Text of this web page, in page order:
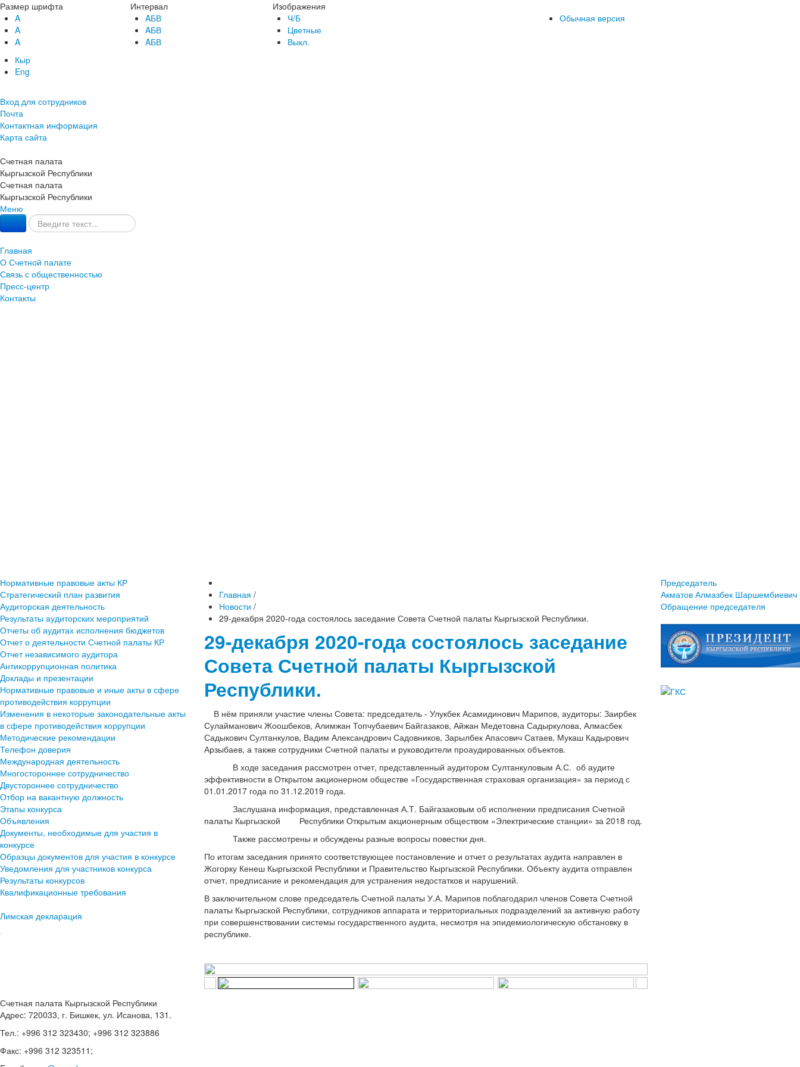
Размер шрифта
A
A
A
Интервал
AБВ
AБВ
AБВ
Изображения
Ч/Б
Цветные
Выкл.
Обычная версия
Кыр
Eng
Вход для сотрудников
Почта
Контактная информация
Карта сайта
Счетная палата
Кыргызской Республики
Счетная палата
Кыргызской Республики
Меню
Главная
О Счетной палате
Связь с общественностью
Пресс-центр
Контакты
Нормативные правовые акты КР
Стратегический план развития
Аудиторская деятельность
Результаты аудиторских мероприятий
Отчеты об аудитах исполнения бюджетов
Отчет о деятельности Счетной палаты КР
Отчет независимого аудитора
Антикоррупционная политика
Доклады и презентации
Нормативные правовые и иные акты в сфере
противодействия коррупции
Изменения в некоторые законодательные акты
в сфере противодействия коррупции
Методические рекомендации
Телефон доверия
Международная деятельность
Многостороннее сотрудничество
Двустороннее сотрудничество
Отбор на вакантную должность
Этапы конкурса
Объявления
Документы, необходимые для участия в
конкурсе
Образцы документов для участия в конкурсе
Уведомления для участников конкурса
Результаты конкурсов
Квалификационные требования
Лимская декларация
Главная /
Новости /
29-декабря 2020-года состоялось заседание Совета Счетной палаты Кыргызской Республики.
29-декабря 2020-года состоялось заседание
Совета Счетной палаты Кыргызской
Республики.
В нём приняли участие члены Совета: председатель - Улукбек Асамидинович Марипов, аудиторы: Заирбек
Сулайманович Жоошбеков, Алимжан Топчубаевич Байгазаков, Айжан Медетовна Садыркулова, Алмасбек
Садыкович Султанкулов, Вадим Александрович Садовников, Зарылбек Апасович Сатаев, Мукаш Кадырович
Арзыбаев, а также сотрудники Счетной палаты и руководители проаудированных объектов.
В ходе заседания рассмотрен отчет, представленный аудитором Султанкуловым А.С. об аудите
эффективности в Открытом акционерном обществе «Государственная страховая организация» за период с
01.01.2017 года по 31.12.2019 года.
Заслушана информация, представленная А.Т. Байгазаковым об исполнении предписания Счетной
палаты Кыргызской Республики Открытым акционерным обществом «Электрические станции» за 2018 год.
Также рассмотрены и обсуждены разные вопросы повестки дня.
По итогам заседания принято соответствующее постановление и отчет о результатах аудита направлен в
Жогорку Кенеш Кыргызской Республики и Правительство Кыргызской Республики. Объекту аудита отправлен
отчет, предписание и рекомендация для устранения недостатков и нарушений.
В заключительном слове председатель Счетной палаты У.А. Марипов поблагодарил членов Совета Счетной
палаты Кыргызской Республики, сотрудников аппарата и территориальных подразделений за активную работу
при совершенствовании системы государственного аудита, несмотря на эпидемиологическую обстановку в
республике.
Председатель
Акматов Алмазбек Шаршембиевич
Обращение председателя
Счетная палата Кыргызской Республики
Адрес: 720033, г. Бишкек, ул. Исанова, 131.
Тел.: +996 312 323430; +996 312 323886
Факс: +996 312 323511;